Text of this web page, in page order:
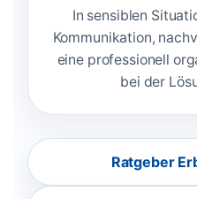
In sensiblen
Kommunikation,
eine professionell
bei der
Ratgeber